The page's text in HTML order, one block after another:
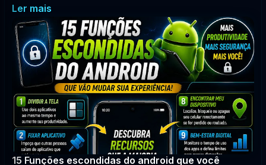
Ler mais
15 Funções escondidas do android que você